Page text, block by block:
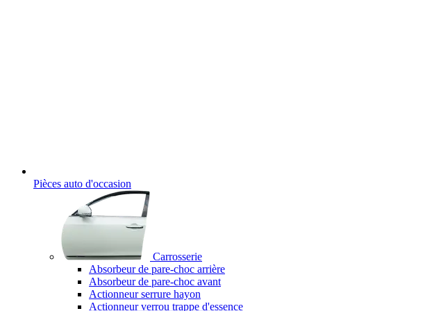
Pièces auto d'occasion
Carrosserie
Absorbeur de pare-choc arrière
Absorbeur de pare-choc avant
Actionneur serrure hayon
Actionneur verrou trappe d'essence